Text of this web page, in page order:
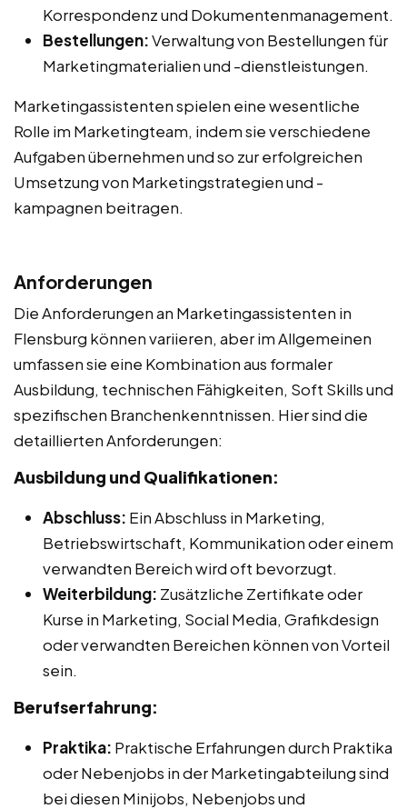
Korrespondenz und Dokumentenmanagement.
Bestellungen:Verwaltung von Bestellungen für
Marketingmaterialien und -dienstleistungen.
Marketingassistenten spielen eine wesentliche
Rolle im Marketingteam, indem sie verschiedene
Aufgaben übernehmen und so zur erfolgreichen
Umsetzung von Marketingstrategien und -
kampagnen beitragen.
Anforderungen
Die Anforderungen an Marketingassistenten in
Flensburg können variieren, aber im Allgemeinen
umfassen sie eine Kombination aus formaler
Ausbildung, technischen Fähigkeiten, Soft Skills und
spezifischen Branchenkenntnissen. Hier sind die
detaillierten Anforderungen:
Ausbildung und Qualifikationen:
Abschluss: Ein Abschluss in Marketing,
Betriebswirtschaft, Kommunikation oder einem
verwandten Bereich wird oft bevorzugt.
Weiterbildung: Zusätzliche Zertifikate oder
Kurse in Marketing, Social Media, Grafikdesign
oder verwandten Bereichen können von Vorteil
sein.
Berufserfahrung:
Praktika: Praktische Erfahrungen durch Praktika
oder Nebenjobs in der Marketingabteilung sind
bei diesen Minijobs, Nebenjobs und